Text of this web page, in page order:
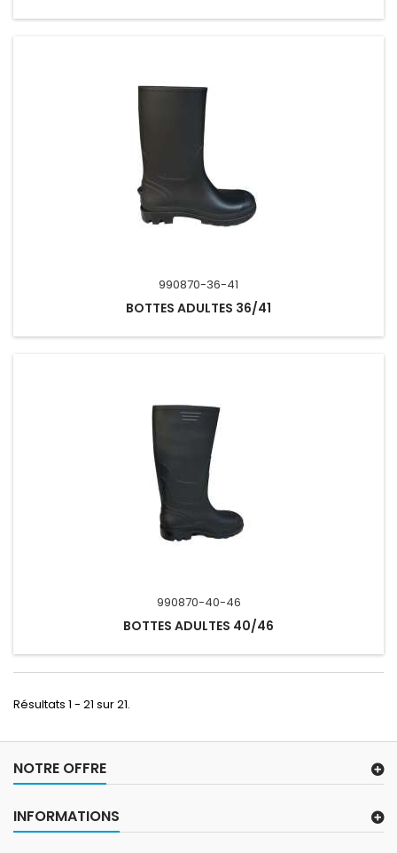
990870-36-41
BOTTES ADULTES 36/41
990870-40-46
BOTTES ADULTES 40/46
Résultats 1 - 21 sur 21.
NOTRE OFFRE
INFORMATIONS